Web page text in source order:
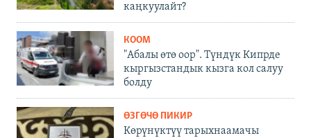
каңкуулайт?
КООМ
"Абалы өтө оор". Түндүк Кипрде
кыргызстандык кызга кол салуу
болду
ӨЗГӨЧӨ ПИКИР
Көрүнүктүү тарыхнаамачы